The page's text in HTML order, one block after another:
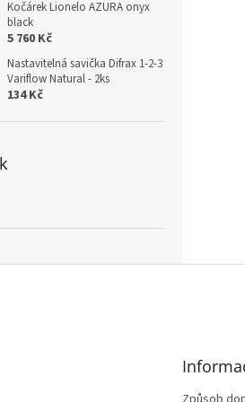
Kočárek Lionelo AZURA onyx
black
5 760 Kč
Nastavitelná savička Difrax 1-2-3
Variflow Natural - 2ks
134 Kč